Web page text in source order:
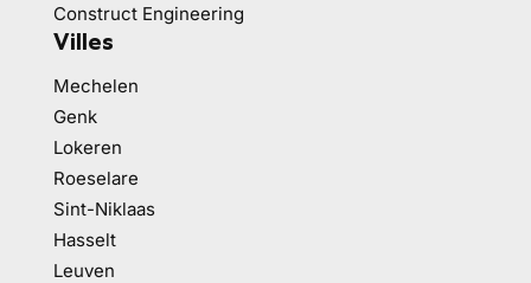
Construct Engineering
Villes
Mechelen
Genk
Lokeren
Roeselare
Sint-Niklaas
Hasselt
Leuven